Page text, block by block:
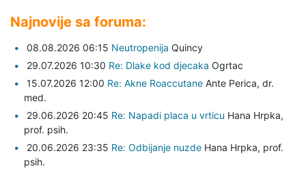
Najnovije sa foruma:
08.08.2026 06:15 Neutropenija Quincy
29.07.2026 10:30 Re: Dlake kod djecaka Ogrtac
15.07.2026 12:00 Re: Akne Roaccutane Ante Perica, dr.
med.
29.06.2026 20:45 Re: Napadi placa u vrticu Hana Hrpka,
prof. psih.
20.06.2026 23:35 Re: Odbijanje nuzde Hana Hrpka, prof.
psih.